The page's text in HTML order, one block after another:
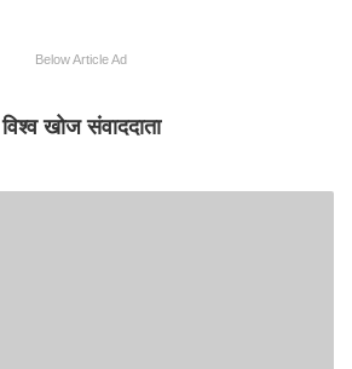
Below Article Ad
विश्व खोज संवाददाता